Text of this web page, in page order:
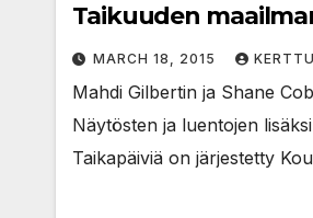
Taikuuden
MARCH 18, 2015
Mahdi Gilbertin ja Shane
Näytösten ja luentojen
Taikapäiviä on järjestetty